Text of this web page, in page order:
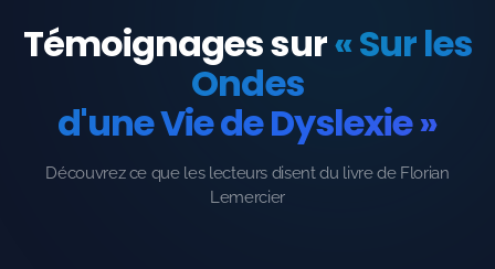
Témoignages sur« Sur les
Ondes
d'une Vie de Dyslexie »
Découvrez ce que les lecteurs disent du livre de Florian
Lemercier